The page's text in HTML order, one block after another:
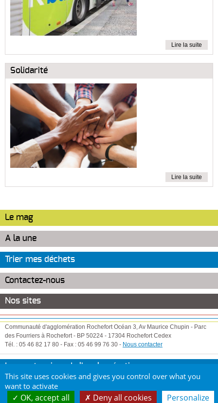
Lire la suite
Solidarité
Lire la suite
Le mag
A la une
Trier mes déchets
Contactez-nous
Nos sites
Communauté d'agglomération Rochefort Océan 3, Av Maurice Chupin - Parc
des Fourriers à Rochefort- BP 50224 - 17304 Rochefort Cedex
Tél. : 05 46 82 17 80 - Fax : 05 46 99 76 30 - Nous contacter
Les partenaires de l'agglomération
Copyright Communauté d'agglomération Rochefort Océan - Tous droits
réservés
Mentions légales
Plan de site Contact
This site uses cookies and gives you control over what you
want to activate
OK, accept all Deny all cookies Personalize